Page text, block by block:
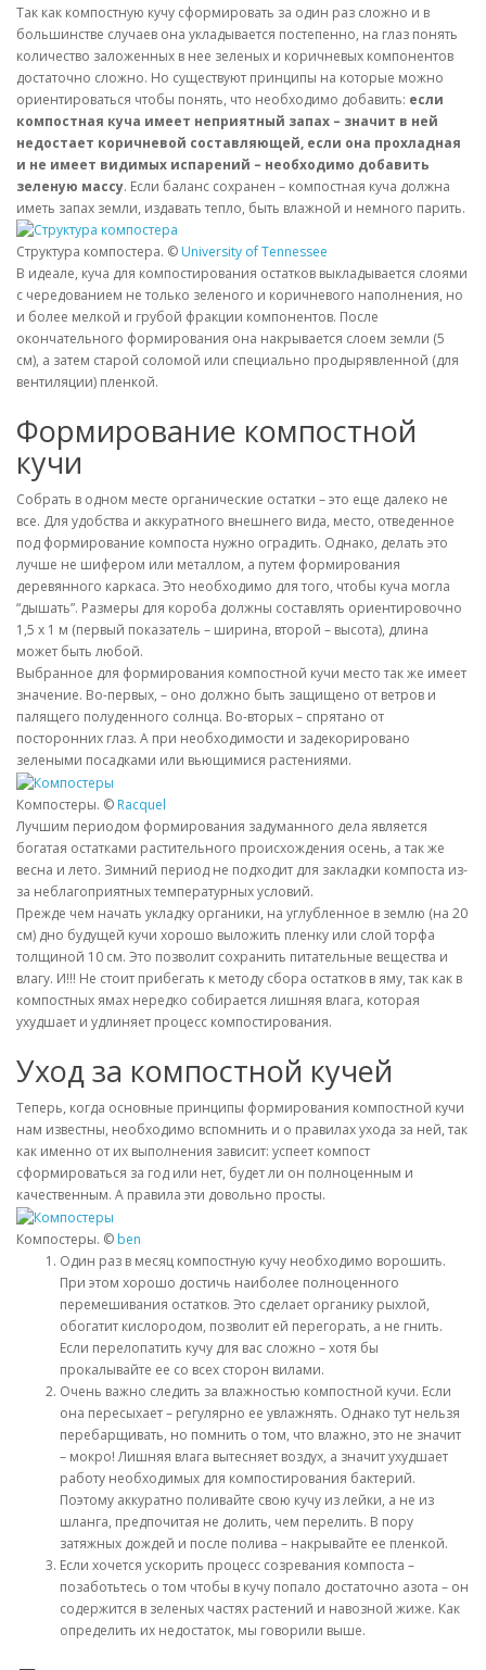
Так как компостную кучу сформировать за один раз сложно и в
большинстве случаев она укладывается постепенно, на глаз понять
количество заложенных в нее зеленых и коричневых компонентов
достаточно сложно. Но существуют принципы на которые можно
ориентироваться чтобы понять, что необходимо добавить: если
компостная куча имеет неприятный запах – значит в ней
недостает коричневой составляющей, если она прохладная
и не имеет видимых испарений – необходимо добавить
зеленую массу. Если баланс сохранен – компостная куча должна
иметь запах земли, издавать тепло, быть влажной и немного парить.
Структура компостера. © University of Tennessee
В идеале, куча для компостирования остатков выкладывается слоями
с чередованием не только зеленого и коричневого наполнения, но
и более мелкой и грубой фракции компонентов. После
окончательного формирования она накрывается слоем земли (5
см), а затем старой соломой или специально продырявленной (для
вентиляции) пленкой.
Формирование компостной
кучи
Собрать в одном месте органические остатки – это еще далеко не
все. Для удобства и аккуратного внешнего вида, место, отведенное
под формирование компоста нужно оградить. Однако, делать это
лучше не шифером или металлом, а путем формирования
деревянного каркаса. Это необходимо для того, чтобы куча могла
“дышать”. Размеры для короба должны составлять ориентировочно
1,5 х 1 м (первый показатель – ширина, второй – высота), длина
может быть любой.
Выбранное для формирования компостной кучи место так же имеет
значение. Во-первых, – оно должно быть защищено от ветров и
палящего полуденного солнца. Во-вторых – спрятано от
посторонних глаз. А при необходимости и задекорировано
зелеными посадками или вьющимися растениями.
Компостеры. © Racquel
Лучшим периодом формирования задуманного дела является
богатая остатками растительного происхождения осень, а так же
весна и лето. Зимний период не подходит для закладки компоста из-
за неблагоприятных температурных условий.
Прежде чем начать укладку органики, на углубленное в землю (на 20
см) дно будущей кучи хорошо выложить пленку или слой торфа
толщиной 10 см. Это позволит сохранить питательные вещества и
влагу. И!!! Не стоит прибегать к методу сбора остатков в яму, так как в
компостных ямах нередко собирается лишняя влага, которая
ухудшает и удлиняет процесс компостирования.
Уход за компостной кучей
Теперь, когда основные принципы формирования компостной кучи
нам известны, необходимо вспомнить и о правилах ухода за ней, так
как именно от их выполнения зависит: успеет компост
сформироваться за год или нет, будет ли он полноценным и
качественным. А правила эти довольно просты.
Компостеры. © ben
Один раз в месяц компостную кучу необходимо ворошить.
При этом хорошо достичь наиболее полноценного
перемешивания остатков. Это сделает органику рыхлой,
обогатит кислородом, позволит ей перегорать, а не гнить.
Если перелопатить кучу для вас сложно – хотя бы
прокалывайте ее со всех сторон вилами.
Очень важно следить за влажностью компостной кучи. Если
она пересыхает – регулярно ее увлажнять. Однако тут нельзя
перебарщивать, но помнить о том, что влажно, это не значит
– мокро! Лишняя влага вытесняет воздух, а значит ухудшает
работу необходимых для компостирования бактерий.
Поэтому аккуратно поливайте свою кучу из лейки, а не из
шланга, предпочитая не долить, чем перелить. В пору
затяжных дождей и после полива – накрывайте ее пленкой.
Если хочется ускорить процесс созревания компоста –
позаботьтесь о том чтобы в кучу попало достаточно азота – он
содержится в зеленых частях растений и навозной жиже. Как
определить их недостаток, мы говорили выше.